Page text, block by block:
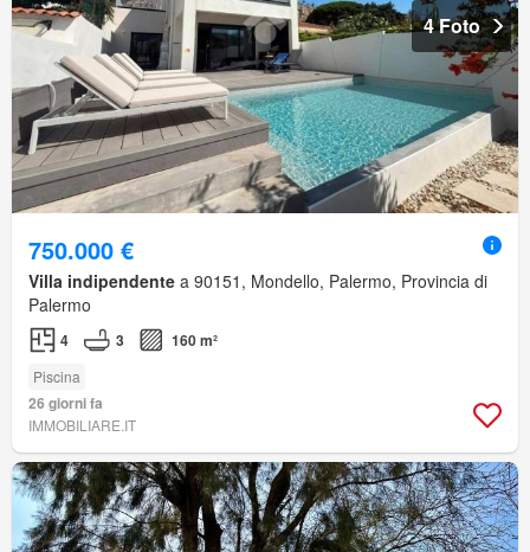
4 Foto
750.000 €
Villa indipendente a 90151, Mondello, Palermo, Provincia di
Palermo
4 3 160 m²
Piscina
26 giorni fa
IMMOBILIARE.IT